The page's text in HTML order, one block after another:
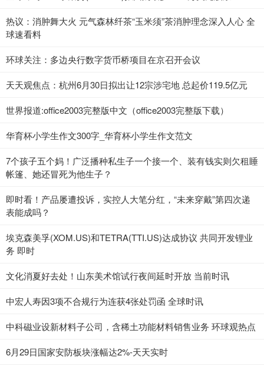
热议：消肿舞大火 元气森林纤茶“玉米须”茶消肿理念深入人心 全
球速看料
环球关注：多边央行数字货币桥项目在京召开会议
天天观焦点：杭州6月30日拟出让12宗涉宅地 总起价119.5亿元
世界报道:office2003完整版中文（office2003完整版下载）
华育杯小学生作文300字_华育杯小学生作文范文
7个孩子五个妈！广泛播种私生子一个接一个、装有钱实则欠租睡
帐篷、她还冒死为他生子？
即时看！产品屡遭投诉，实控人大笔分红，“未来穿戴”第四次递
表能成吗？
埃克森美孚(XOM.US)和TETRA(TTI.US)达成协议 共同开发锂业
务 即时
文化消夏好去处！山东美术馆试行夜间延时开放 当前时讯
中宏人寿因3项不合规行为连获4张处罚函 全球时讯
中科磁业设新材料子公司，含稀土功能材料销售业务 环球观热点
6月29日国家安防板块涨幅达2%-天天实时